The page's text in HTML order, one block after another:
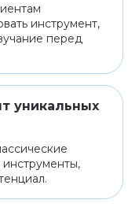
инструмент,
перед
уникальных